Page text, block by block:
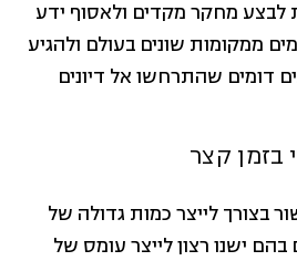
מחקר מקדים ולאסוף ידע
ממקומות שונים בעולם ולהגיע
דומים שהתרחשו אל דיונים
בזמן קצר
בצורך לייצר כמות גדולה של
בהם ישנו רצון לייצר עומס של